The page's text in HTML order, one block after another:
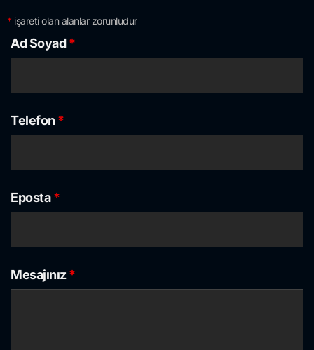
* işareti olan alanlar zorunludur
Ad Soyad*
Telefon *
Eposta*
Mesajınız*